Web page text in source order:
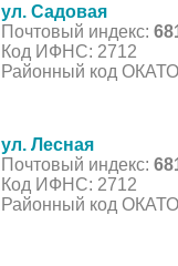
ул. Садовая
Почтовый индекс:
Код ИФНС: 2712
Районный код
ул. Лесная
Почтовый индекс:
Код ИФНС: 2712
Районный код